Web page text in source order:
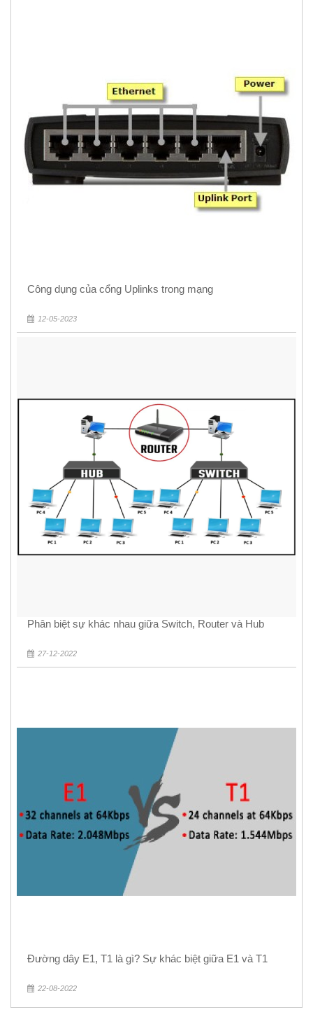
Công dụng của cổng Uplinks trong mạng
12-05-2023
Phân biệt sự khác nhau giữa Switch, Router và Hub
27-12-2022
Đường dây E1, T1 là gì? Sự khác biệt giữa E1 và T1
22-08-2022